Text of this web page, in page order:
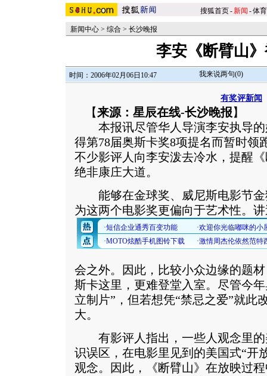
搜狐首页-新闻 -体育
新闻中心 > 综合 > 长沙晚报
李安《断臂山
时间：2006年02月06日10:47 我来说两句(0)
有奖评新闻
【来源：星辰在线-长沙晚报 】
本报讯尽管华人导演李安执导的
得第78届奥斯卡奖8项提名而暂时领
不少影评人向李安泼去冷水，提醒
绝非康庄大道。
能够在金球奖、威尼斯电影节金
为这两个电影奖更偏向于艺术性。
会之外。因此，比较小众边缘的题
斯卡这里，更难登堂入室。尽管今
立制片”，但若想凭“禁忌之爱”就此
大。
有影评人指出，一些人观念里的
识误区，在电影里见到的美国式“开
观念。因此，《断臂山》在放映过